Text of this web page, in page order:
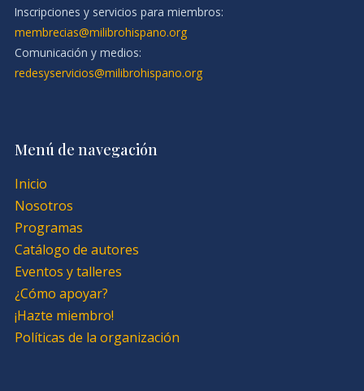
Inscripciones y servicios para miembros:
membrecias@milibrohispano.org
Comunicación y medios:
redesyservicios@milibrohispano.org
Menú de navegación
Inicio
Nosotros
Programas
Catálogo de autores
Eventos y talleres
¿Cómo apoyar?
¡Hazte miembro!
Políticas de la organización